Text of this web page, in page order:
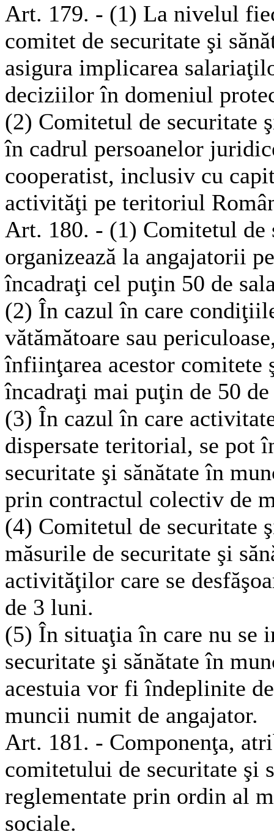
Art. 179. - (1) La nivelul
comitet de securitate şi
asigura implicarea
deciziilor în domeniul
(2) Comitetul de securitate
în cadrul persoanelor
cooperatist, inclusiv cu
activităţi pe teritoriul
Art. 180. - (1) Comitetul de
organizează la angajatorii
încadraţi cel puţin 50 de
(2) În cazul în care
vătămătoare sau
înfiinţarea acestor comitete
încadraţi mai puţin de 50
(3) În cazul în care
dispersate teritorial, se pot
securitate şi sănătate în
prin contractul colectiv de
(4) Comitetul de securitate
măsurile de securitate şi
activităţilor care se
de 3 luni.
(5) În situaţia în care nu se
securitate şi sănătate în
acestuia vor fi îndeplinite
muncii numit de angajator.
Art. 181. - Componenţa,
comitetului de securitate şi
reglementate prin ordin al
sociale.